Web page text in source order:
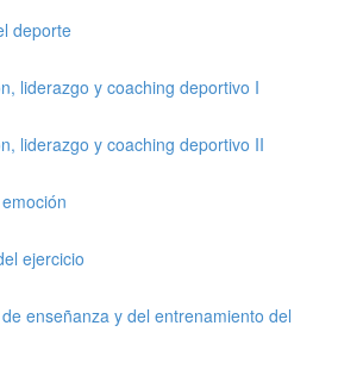
deporte
liderazgo y coaching deportivo I
liderazgo y coaching deportivo II
ejercicio
enseñanza y del entrenamiento del